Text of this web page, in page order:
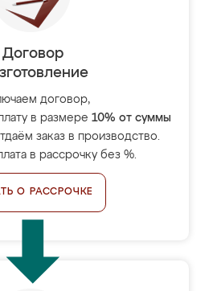
Договор
договор,
в размере 10% от суммы
заказ в производство.
в рассрочку без %.
О РАССРОЧКЕ